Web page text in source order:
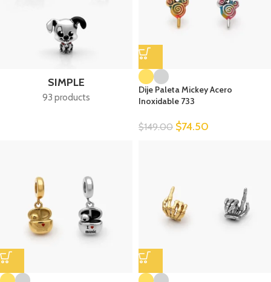
SIMPLE
93 products
Dije Paleta Mickey Acero
Inoxidable 733
$149.00 $74.50